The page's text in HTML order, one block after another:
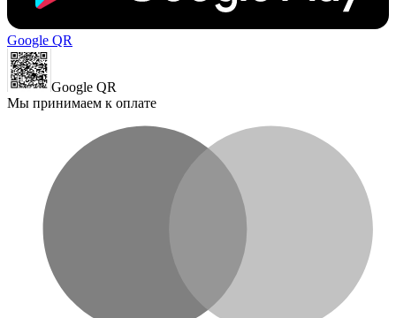
Google QR
Google QR
Мы принимаем к оплате